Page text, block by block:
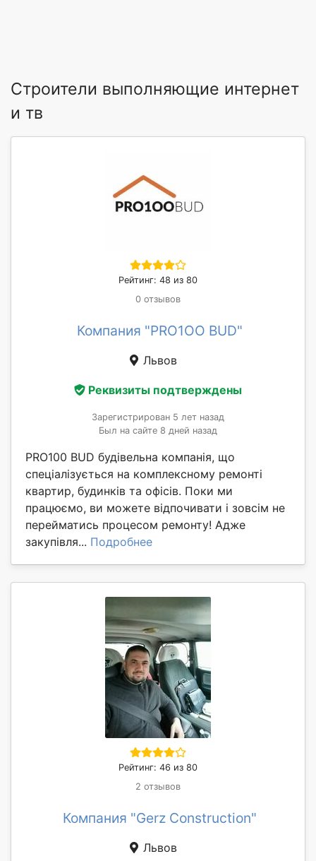
Строители выполняющие интернет
и тв
Рейтинг: 48 из 80
0 отзывов
Компания "PRO1OO BUD"
Львов
Реквизиты подтверждены
Зарегистрирован 5 лет назад
Был на сайте 8 дней назад
PRO100 BUD будівельна компанія, що
спеціалізується на комплексному ремонті
квартир, будинків та офісів. Поки ми
працюємо, ви можете відпочивати і зовсім не
перейматись процесом ремонту! Адже
закупівля... Подробнее
Рейтинг: 46 из 80
2 отзывов
Компания "Gerz Construction"
Львов